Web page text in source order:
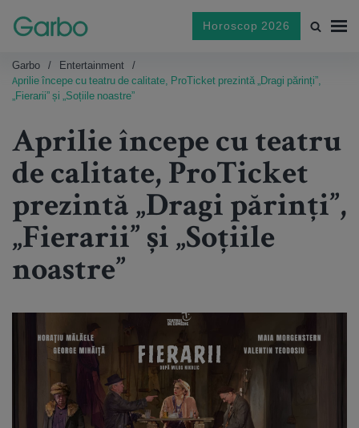
Horoscop 2026
Garbo
Entertainment
Aprilie începe cu teatru de calitate, ProTicket prezintă „Dragi părinți”,
„Fierarii” și „Soțiile noastre”
Aprilie începe cu teatru
de calitate, ProTicket
prezintă „Dragi părinți”,
„Fierarii” și „Soțiile
noastre”